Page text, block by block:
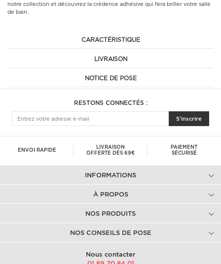
notre collection et découvrez la crédence adhésive qui fera briller votre salle
de bain.
CARACTÉRISTIQUE
LIVRAISON
NOTICE DE POSE
RESTONS CONNECTÉS :
S'inscrire
ENVOI RAPIDE
LIVRAISON
OFFERTE DÈS 69€
PAIEMENT
SÉCURISÉ
INFORMATIONS
À PROPOS
NOS PRODUITS
NOS CONSEILS DE POSE
Nous contacter